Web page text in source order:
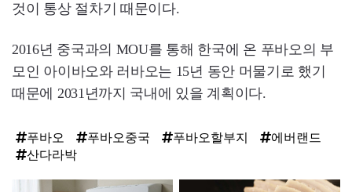
것이 통상 절차기 때문이다.
2016년 중국과의 MOU를 통해 한국에 온 푸바오의 부
모인 아이바오와 러바오는 15년 동안 머물기로 했기
때문에 2031년까지 국내에 있을 계획이다.
푸바오 푸바오중국 푸바오할부지
에버랜드
산다라박